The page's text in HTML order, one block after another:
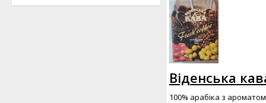
Віденська
100% арабіка з